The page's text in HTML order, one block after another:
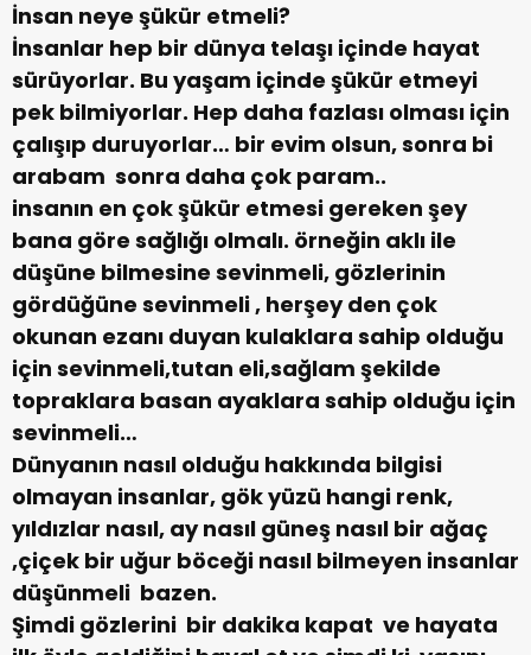
İnsan neye şükür etmeli?
İnsanlar hep bir dünya telaşı içinde hayat
sürüyorlar. Bu yaşam içinde şükür etmeyi
pek bilmiyorlar. Hep daha fazlası olması için
çalışıp duruyorlar… bir evim olsun, sonra bi
arabam sonra daha çok param..
insanın en çok şükür etmesi gereken şey
bana göre sağlığı olmalı. örneğin aklı ile
düşüne bilmesine sevinmeli, gözlerinin
gördüğüne sevinmeli , herşey den çok
okunan ezanı duyan kulaklara sahip olduğu
için sevinmeli,tutan eli,sağlam şekilde
topraklara basan ayaklara sahip olduğu için
sevinmeli…
Dünyanın nasıl olduğu hakkında bilgisi
olmayan insanlar, gök yüzü hangi renk,
yıldızlar nasıl, ay nasıl güneş nasıl bir ağaç
,çiçek bir uğur böceği nasıl bilmeyen insanlar
düşünmeli bazen.
Şimdi gözlerini bir dakika kapat ve hayata